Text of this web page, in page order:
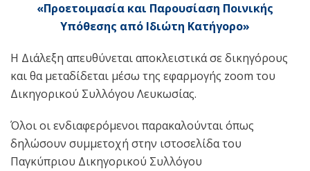
«Προετοιμασία και Παρουσίαση Ποινικής
Υπόθεσης από Ιδιώτη Κατήγορο»
Η Διάλεξη απευθύνεται αποκλειστικά σε δικηγόρους
και θα μεταδίδεται μέσω της εφαρμογής zoom του
Δικηγορικού Συλλόγου Λευκωσίας.
Όλοι οι ενδιαφερόμενοι παρακαλούνται όπως
δηλώσουν συμμετοχή στην ιστοσελίδα του
Παγκύπριου Δικηγορικού Συλλόγου